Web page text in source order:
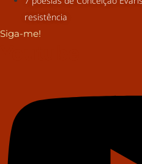
resistência
Siga-me!